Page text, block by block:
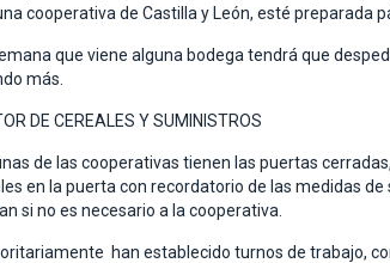
cooperativa de Castilla y León, esté preparada
que viene alguna bodega tendrá que
más.
DE CEREALES Y SUMINISTROS
de las cooperativas tienen las puertas
en la puerta con recordatorio de las medidas
si no es necesario a la cooperativa.
han establecido turnos de trabajo,